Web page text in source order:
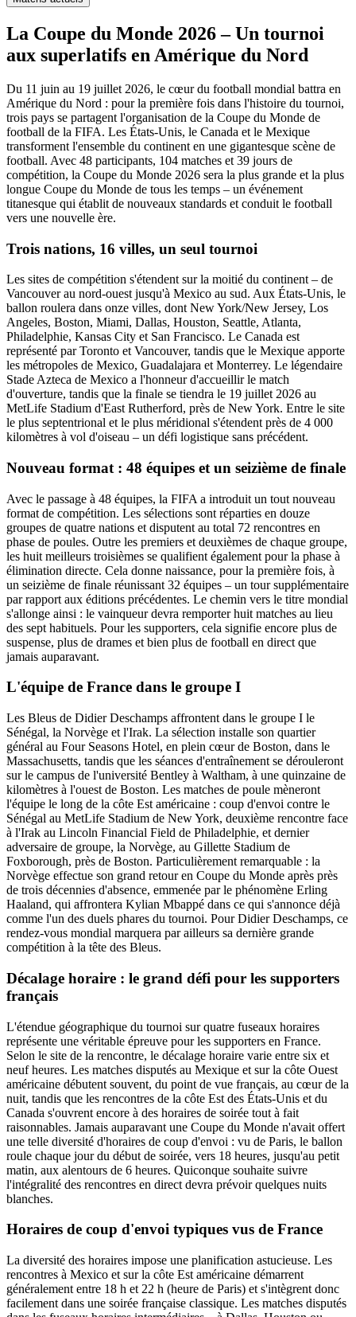
La Coupe du Monde 2026 – Un tournoi
aux superlatifs en Amérique du Nord
Du 11 juin au 19 juillet 2026, le cœur du football mondial battra en
Amérique du Nord : pour la première fois dans l'histoire du tournoi,
trois pays se partagent l'organisation de la Coupe du Monde de
football de la FIFA. Les États-Unis, le Canada et le Mexique
transforment l'ensemble du continent en une gigantesque scène de
football. Avec 48 participants, 104 matches et 39 jours de
compétition, la Coupe du Monde 2026 sera la plus grande et la plus
longue Coupe du Monde de tous les temps – un événement
titanesque qui établit de nouveaux standards et conduit le football
vers une nouvelle ère.
Trois nations, 16 villes, un seul tournoi
Les sites de compétition s'étendent sur la moitié du continent – de
Vancouver au nord-ouest jusqu'à Mexico au sud. Aux États-Unis, le
ballon roulera dans onze villes, dont New York/New Jersey, Los
Angeles, Boston, Miami, Dallas, Houston, Seattle, Atlanta,
Philadelphie, Kansas City et San Francisco. Le Canada est
représenté par Toronto et Vancouver, tandis que le Mexique apporte
les métropoles de Mexico, Guadalajara et Monterrey. Le légendaire
Stade Azteca de Mexico a l'honneur d'accueillir le match
d'ouverture, tandis que la finale se tiendra le 19 juillet 2026 au
MetLife Stadium d'East Rutherford, près de New York. Entre le site
le plus septentrional et le plus méridional s'étendent près de 4 000
kilomètres à vol d'oiseau – un défi logistique sans précédent.
Nouveau format : 48 équipes et un seizième de finale
Avec le passage à 48 équipes, la FIFA a introduit un tout nouveau
format de compétition. Les sélections sont réparties en douze
groupes de quatre nations et disputent au total 72 rencontres en
phase de poules. Outre les premiers et deuxièmes de chaque groupe,
les huit meilleurs troisièmes se qualifient également pour la phase à
élimination directe. Cela donne naissance, pour la première fois, à
un seizième de finale réunissant 32 équipes – un tour supplémentaire
par rapport aux éditions précédentes. Le chemin vers le titre mondial
s'allonge ainsi : le vainqueur devra remporter huit matches au lieu
des sept habituels. Pour les supporters, cela signifie encore plus de
suspense, plus de drames et bien plus de football en direct que
jamais auparavant.
L'équipe de France dans le groupe I
Les Bleus de Didier Deschamps affrontent dans le groupe I le
Sénégal, la Norvège et l'Irak. La sélection installe son quartier
général au Four Seasons Hotel, en plein cœur de Boston, dans le
Massachusetts, tandis que les séances d'entraînement se dérouleront
sur le campus de l'université Bentley à Waltham, à une quinzaine de
kilomètres à l'ouest de Boston. Les matches de poule mèneront
l'équipe le long de la côte Est américaine : coup d'envoi contre le
Sénégal au MetLife Stadium de New York, deuxième rencontre face
à l'Irak au Lincoln Financial Field de Philadelphie, et dernier
adversaire de groupe, la Norvège, au Gillette Stadium de
Foxborough, près de Boston. Particulièrement remarquable : la
Norvège effectue son grand retour en Coupe du Monde après près
de trois décennies d'absence, emmenée par le phénomène Erling
Haaland, qui affrontera Kylian Mbappé dans ce qui s'annonce déjà
comme l'un des duels phares du tournoi. Pour Didier Deschamps, ce
rendez-vous mondial marquera par ailleurs sa dernière grande
compétition à la tête des Bleus.
Décalage horaire : le grand défi pour les supporters
français
L'étendue géographique du tournoi sur quatre fuseaux horaires
représente une véritable épreuve pour les supporters en France.
Selon le site de la rencontre, le décalage horaire varie entre six et
neuf heures. Les matches disputés au Mexique et sur la côte Ouest
américaine débutent souvent, du point de vue français, au cœur de la
nuit, tandis que les rencontres de la côte Est des États-Unis et du
Canada s'ouvrent encore à des horaires de soirée tout à fait
raisonnables. Jamais auparavant une Coupe du Monde n'avait offert
une telle diversité d'horaires de coup d'envoi : vu de Paris, le ballon
roule chaque jour du début de soirée, vers 18 heures, jusqu'au petit
matin, aux alentours de 6 heures. Quiconque souhaite suivre
l'intégralité des rencontres en direct devra prévoir quelques nuits
blanches.
Horaires de coup d'envoi typiques vus de France
La diversité des horaires impose une planification astucieuse. Les
rencontres à Mexico et sur la côte Est américaine démarrent
généralement entre 18 h et 22 h (heure de Paris) et s'intègrent donc
facilement dans une soirée française classique. Les matches disputés